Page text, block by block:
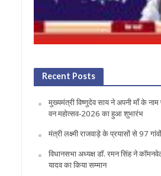
Recent Posts
मुख्यमंत्री विष्णुदेव साय ने अपनी माँ के नाम
वन महोत्सव-2026 का हुआ शुभारंभ
मंत्री लक्ष्मी राजवाड़े के प्रयासों से 97 गांवों
विधानसभा अध्यक्ष डॉ. रमन सिंह ने
यादव का किया सम्मान